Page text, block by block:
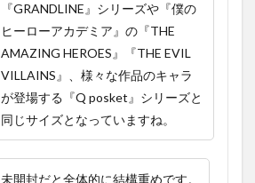
『GRANDLINE』シリーズや『僕の
ヒーローアカデミア』の『THE
AMAZING HEROES』『THE EVIL
VILLAINS』、様々な作品のキャラ
が登場する『Q posket』シリーズと
同じサイズとなっていますね。
未開封だと全体的に結構重めです。